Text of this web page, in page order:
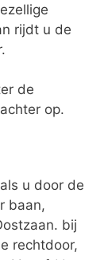
rijdt u de
de
op.
u door de
baan,
bij
rechtdoor,